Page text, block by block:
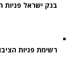
בנק ישראל פניות
רשימת פניות